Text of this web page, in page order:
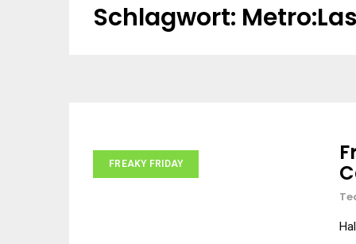
Schlagwort:
FREAKY FRIDAY